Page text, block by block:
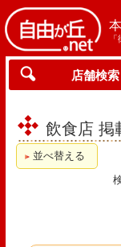
店舗検索
飲食店 掲
並べ替える